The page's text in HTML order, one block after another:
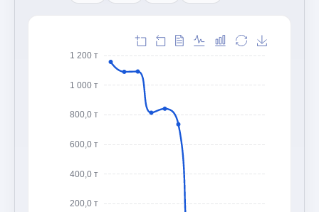
200,0 т
400,0 т
600,0 т
800,0 т
1 000 т
1 200 т